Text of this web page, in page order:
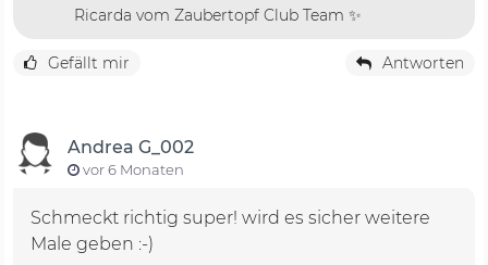
Ricarda vom Zaubertopf Club Team ✨
Gefällt mir Antworten
Andrea G_002
vor 6 Monaten
Schmeckt richtig super! wird es sicher weitere
Male geben :-)